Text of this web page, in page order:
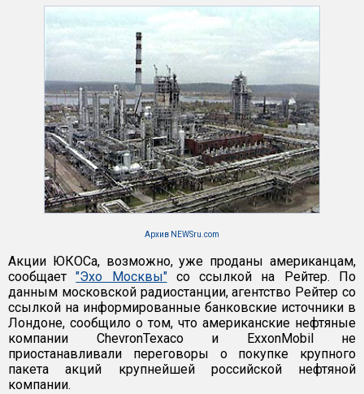
Архив NEWSru.com
Акции ЮКОСа, возможно, уже проданы американцам,
сообщает"Эхо Москвы"со ссылкой на Рейтер. По
данным московской радиостанции, агентство Рейтер со
ссылкой на информированные банковские источники в
Лондоне, сообщило о том, что американские нефтяные
компании ChevronTexaco и ExxonMobil не
приостанавливали переговоры о покупке крупного
пакета акций крупнейшей российской нефтяной
компании.